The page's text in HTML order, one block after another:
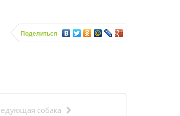
Поделиться
собака